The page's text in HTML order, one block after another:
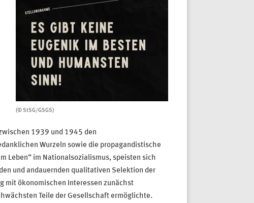
(© StSG/GSGS)
1939 und 1945 den
Wurzeln sowie die propagandistische
Leben“ im Nationalsozialismus, speisten sich
und andauernden qualitativen Selektion der
mit ökonomischen Interessen zunächst
Teile der Gesellschaft ermöglichte.